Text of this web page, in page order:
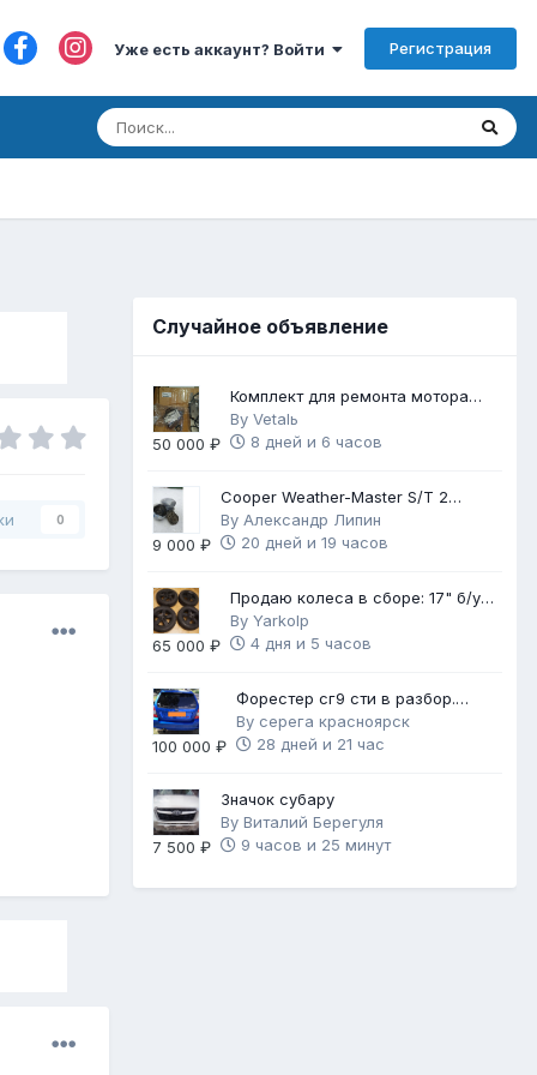
Уже есть аккаунт? Войти Регистрация
0
Случайное объявление
50 000 ₽
Комплект для ремонта мотора
FB25
By Vetalь
8 дней и 6 часов
9 000 ₽
Cooper Weather-Master S/T 2
225/60 R17
By Александр Липин
20 дней и 19 часов
65 000 ₽
Продаю колеса в сборе: 17" б/у
диски с НОВОЙ зимней резиной
By Yarkolp
4 дня и 5 часов
100 000 ₽
Форестер сг9 сти в разбор.
Механика 6ст.
By серега красноярск
28 дней и 21 час
7 500 ₽
Значок субару
By Виталий Берегуля
9 часов и 25 минут